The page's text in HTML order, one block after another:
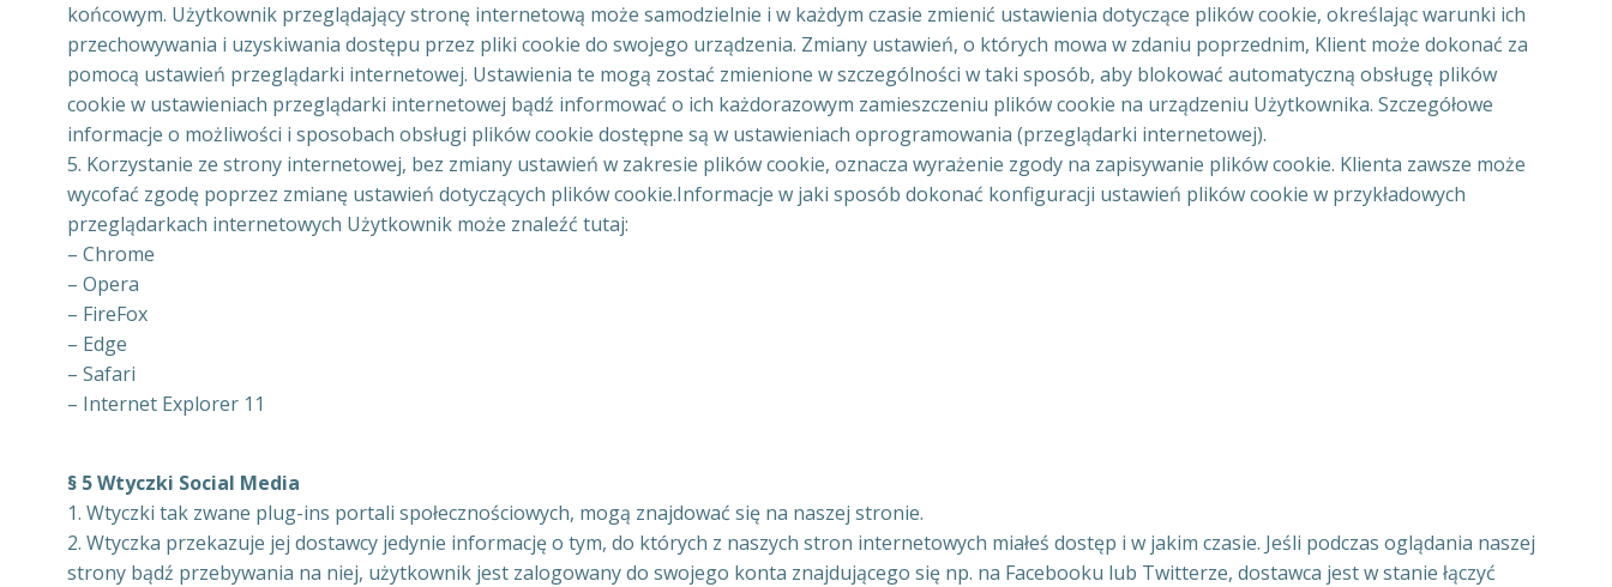
końcowym. Użytkownik przeglądający stronę internetową może samodzielnie i w każdym czasie zmienić ustawienia dotyczące plików cookie, określając warunki ich
przechowywania i uzyskiwania dostępu przez pliki cookie do swojego urządzenia. Zmiany ustawień, o których mowa w zdaniu poprzednim, Klient może dokonać za
pomocą ustawień przeglądarki internetowej. Ustawienia te mogą zostać zmienione w szczególności w taki sposób, aby blokować automatyczną obsługę plików
cookie w ustawieniach przeglądarki internetowej bądź informować o ich każdorazowym zamieszczeniu plików cookie na urządzeniu Użytkownika. Szczegółowe
informacje o możliwości i sposobach obsługi plików cookie dostępne są w ustawieniach oprogramowania (przeglądarki internetowej).
5. Korzystanie ze strony internetowej, bez zmiany ustawień w zakresie plików cookie, oznacza wyrażenie zgody na zapisywanie plików cookie. Klienta zawsze może
wycofać zgodę poprzez zmianę ustawień dotyczących plików cookie.Informacje w jaki sposób dokonać konfiguracji ustawień plików cookie w przykładowych
przeglądarkach internetowych Użytkownik może znaleźć tutaj:
– Chrome
– Opera
– FireFox
– Edge
– Safari
– Internet Explorer 11
§ 5 Wtyczki Social Media
1. Wtyczki tak zwane plug-ins portali społecznościowych, mogą znajdować się na naszej stronie.
2. Wtyczka przekazuje jej dostawcy jedynie informację o tym, do których z naszych stron internetowych miałeś dostęp i w jakim czasie. Jeśli podczas oglądania naszej
strony bądź przebywania na niej, użytkownik jest zalogowany do swojego konta znajdującego się np. na Facebooku lub Twitterze, dostawca jest w stanie łączyć